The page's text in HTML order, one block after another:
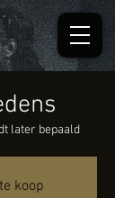
later bepaald
koop